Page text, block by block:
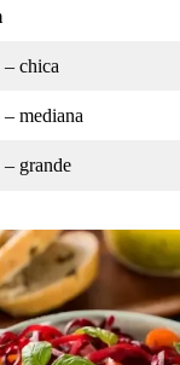
– chica
– mediana
– grande